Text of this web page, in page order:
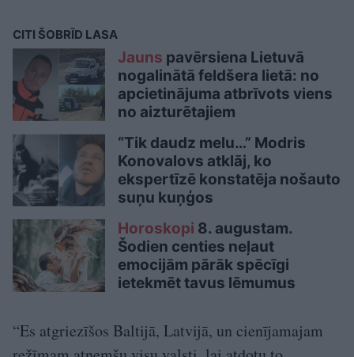
CITI ŠOBRĪD LASA
Jauns pavērsiena Lietuvā
nogalinātā feldšera lietā: no
apcietinājuma atbrīvots viens
no aizturētajiem
“Tik daudz melu…” Modris
Konovalovs atklāj, ko
ekspertīzē konstatēja nošauto
suņu kuņģos
Horoskopi 8. augustam.
Šodien centies neļaut
emocijām pārāk spēcīgi
ietekmēt tavus lēmumus
“Es atgriezīšos Baltijā, Latvijā, un cienījamajam